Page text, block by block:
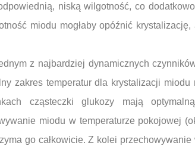
niską wilgotność, co
miodu mogłaby opóźnić krystalizację,
z najbardziej dynamicznych
zakres temperatur dla krystalizacji miodu
cząsteczki glukozy mają
miodu w temperaturze pokojowej
go całkowicie. Z kolei przechowywanie